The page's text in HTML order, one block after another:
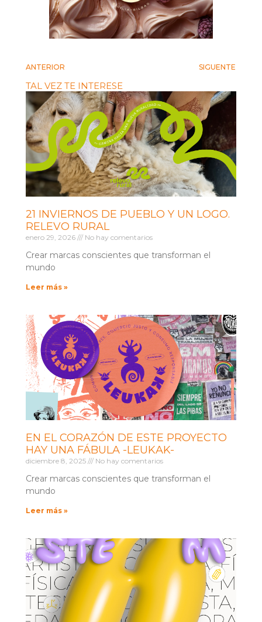
ANTERIOR SIGUENTE
TAL VEZ TE INTERESE
21 INVIERNOS DE PUEBLO Y UN LOGO.
RELEVO RURAL
enero 29, 2026 No hay comentarios
Crear marcas conscientes que transforman el
mundo
Leer más »
EN EL CORAZÓN DE ESTE PROYECTO
HAY UNA FÁBULA -LEUKAK-
diciembre 8, 2025 No hay comentarios
Crear marcas conscientes que transforman el
mundo
Leer más »